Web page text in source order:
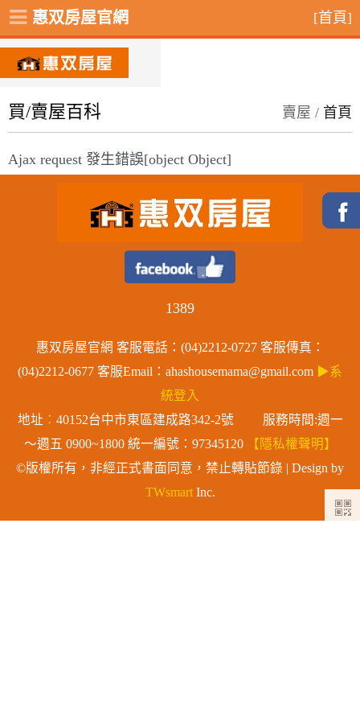
買/賣屋百科 賣屋 / 首頁
Ajax request 發生錯誤[object Object]
1389
惠双房屋官網 客服電話：(04)2212-0727 客服傳真：
(04)2212-0677 客服Email：ahashousemama@gmail.com ▶系
統登入
地址 ： 40152台中市東區建成路342-2號 服務時間:週一
～週五 0900~1800 統一編號：97345120
【隱私權聲明】
©版權所有，非經正式書面同意，禁止轉貼節錄 | Design by
TWsmartInc.
惠双房屋官網 [首頁]